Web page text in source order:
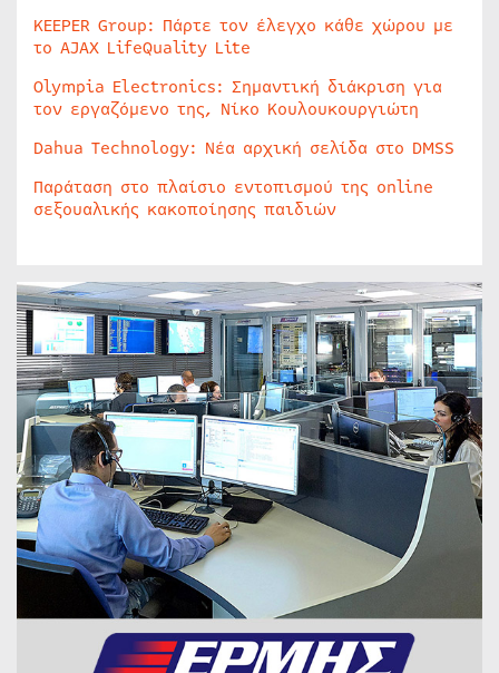
KEEPER Group: Πάρτε τον έλεγχο κάθε χώρου με
το AJAX LifeQuality Lite
Olympia Electronics: Σημαντική διάκριση για
τον εργαζόμενο της, Νίκο Κουλουκουργιώτη
Dahua Technology: Νέα αρχική σελίδα στο DMSS
Παράταση στο πλαίσιο εντοπισμού της online
σεξουαλικής κακοποίησης παιδιών